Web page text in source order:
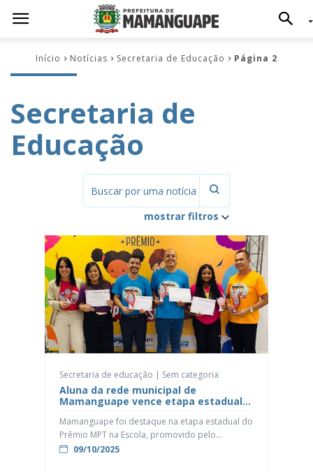
Início Notícias Secretaria de Educação Página 2
Secretaria de
Educação
mostrar filtros
Secretaria de educação | Sem categoria
Aluna da rede municipal de
Mamanguape vence etapa estadual
Paraíba na final nacional
Mamanguape foi destaque na etapa estadual do
Prêmio MPT na Escola, promovido pelo
Ministério Público do Trabalho (MPT), nesta
09/10/2025